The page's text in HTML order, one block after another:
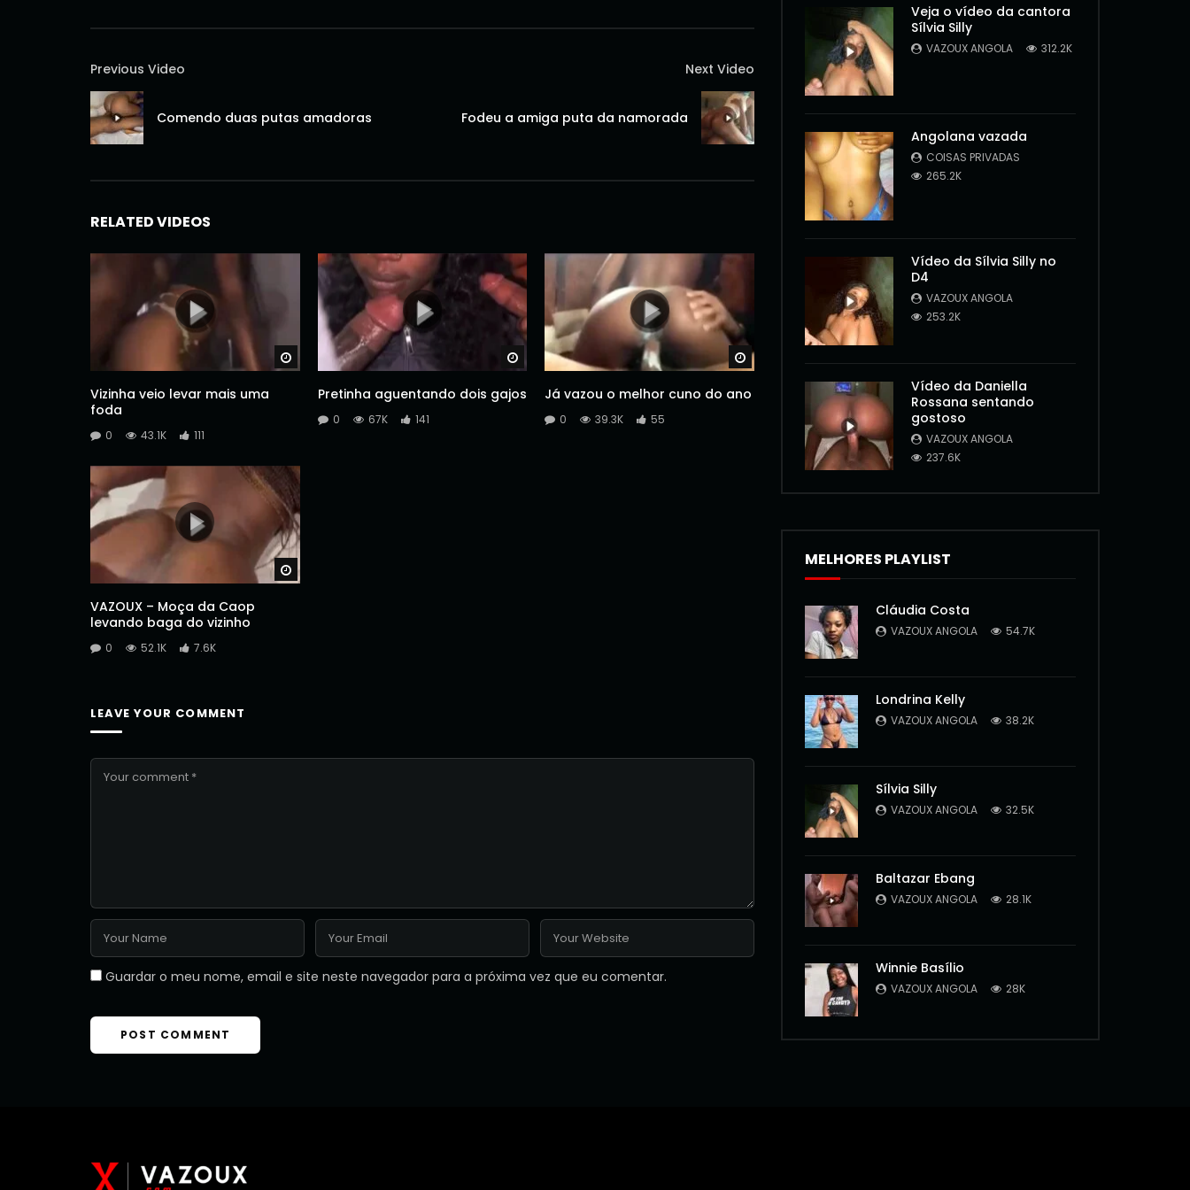
Previous Video
Comendo duas putas amadoras
Next Video
Fodeu a amiga puta da namorada
RELATED VIDEOS
Watch Later
Vizinha veio levar mais uma
foda
0 43.1K 111
Watch Later
Pretinha aguentando dois gajos
0 67K 141
Watch Later
Já vazou o melhor cuno do ano
0 39.3K 55
Watch Later
VAZOUX – Moça da Caop
levando baga do vizinho
0 52.1K 7.6K
LEAVE YOUR COMMENT
Guardar o meu nome, email e site neste navegador para a próxima vez que eu comentar.
Veja o vídeo da cantora
Sílvia Silly
VAZOUX ANGOLA 312.2K
Angolana vazada
COISAS PRIVADAS
265.2K
Vídeo da Sílvia Silly no
D4
VAZOUX ANGOLA
253.2K
Vídeo da Daniella
Rossana sentando
gostoso
VAZOUX ANGOLA
237.6K
MELHORES PLAYLIST
Cláudia Costa
VAZOUX ANGOLA 54.7K
Londrina Kelly
VAZOUX ANGOLA 38.2K
Sílvia Silly
VAZOUX ANGOLA 32.5K
Baltazar Ebang
VAZOUX ANGOLA 28.1K
Winnie Basílio
VAZOUX ANGOLA 28K